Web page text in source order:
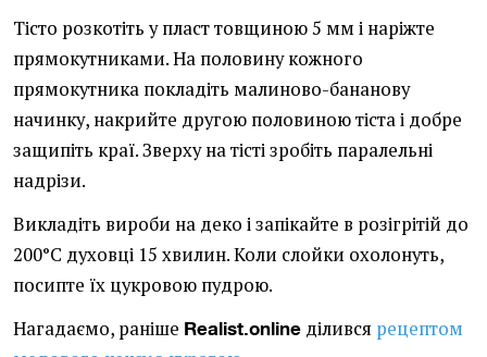
Тісто розкотіть у пласт товщиною 5 мм і наріжте
прямокутниками. На половину кожного
прямокутника покладіть малиново-бананову
начинку, накрийте другою половиною тіста і добре
защипіть краї. Зверху на тісті зробіть паралельні
надрізи.
Викладіть вироби на деко і запікайте в розігрітій до
200°C духовці 15 хвилин. Коли слойки охолонуть,
посипте їх цукровою пудрою.
Нагадаємо, раніше Realist.online ділився рецептом